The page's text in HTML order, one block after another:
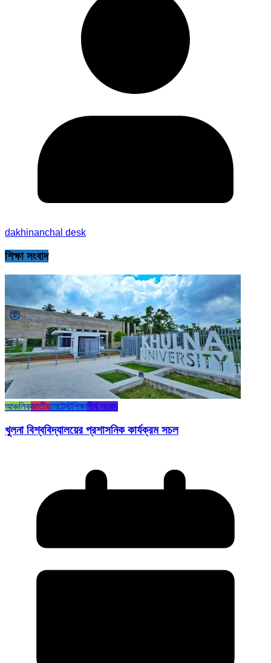
dakhinanchal desk
শিক্ষা সংবাদ
আঞ্চলিকজাতীয়লেটেস্টশিক্ষাশীর্ষ সংবাদ
খুলনা বিশ্ববিদ্যালয়ের প্রশাসনিক কার্যক্রম সচল